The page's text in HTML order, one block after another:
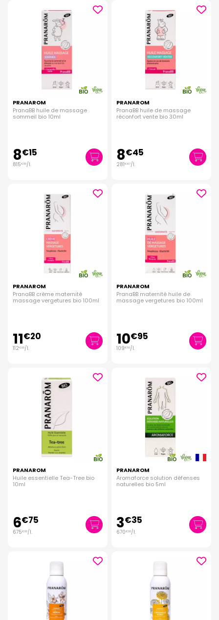
PRANAROM
PranaBB huile de massage
sommeil bio 10ml
8€15
815€00/l.
PRANAROM
PranaBB huile de massage
réconfort vente bio 30ml
8€45
281€67/l.
PRANAROM
PranaBB crème maternité
massage vergetures bio 100ml
11€20
112€00/l.
PRANAROM
PranaBB maternité huile de
massage vergetures bio 100ml
10€95
109€50/l.
PRANAROM
Huile essentielle Tea-Tree bio
10ml
6€75
675€00/l.
PRANAROM
Aromaforce solution défenses
naturelles bio 5ml
3€35
670€00/l.